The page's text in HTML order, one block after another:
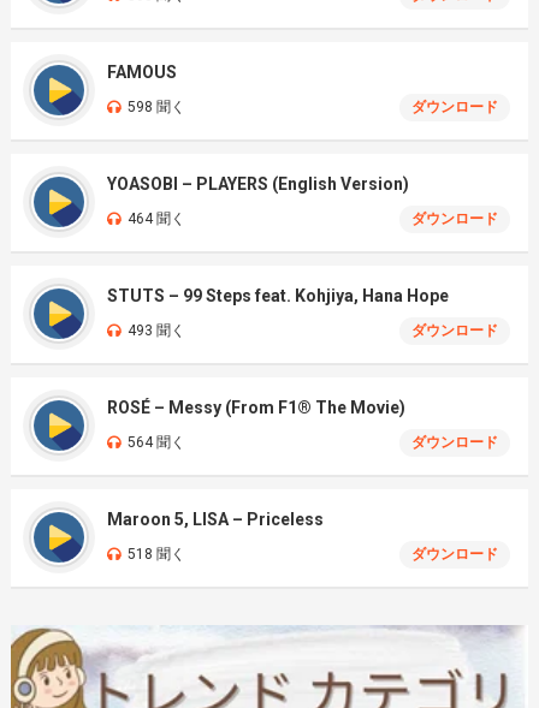
FAMOUS
598 聞く ダウンロード
YOASOBI – PLAYERS (English Version)
464 聞く ダウンロード
STUTS – 99 Steps feat. Kohjiya, Hana Hope
493 聞く ダウンロード
ROSÉ – Messy (From F1® The Movie)
564 聞く ダウンロード
Maroon 5, LISA – Priceless
518 聞く ダウンロード